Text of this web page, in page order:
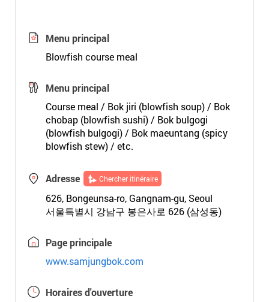
Menu principal
Blowfish course meal
Menu principal
Course meal / Bok jiri (blowfish soup) / Bok
chobap (blowfish sushi) / Bok bulgogi
(blowfish bulgogi) / Bok maeuntang (spicy
blowfish stew) / etc.
Adresse Chercher itinéraire
626, Bongeunsa-ro, Gangnam-gu, Seoul
서울특별시 강남구 봉은사로 626 (삼성동)
Page principale
www.samjungbok.com
Horaires d'ouverture